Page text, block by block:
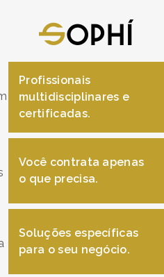
Profissionais
multidisciplinares e
certificadas.
Você contrata apenas
o que precisa.
Soluções específicas
para o seu negócio.